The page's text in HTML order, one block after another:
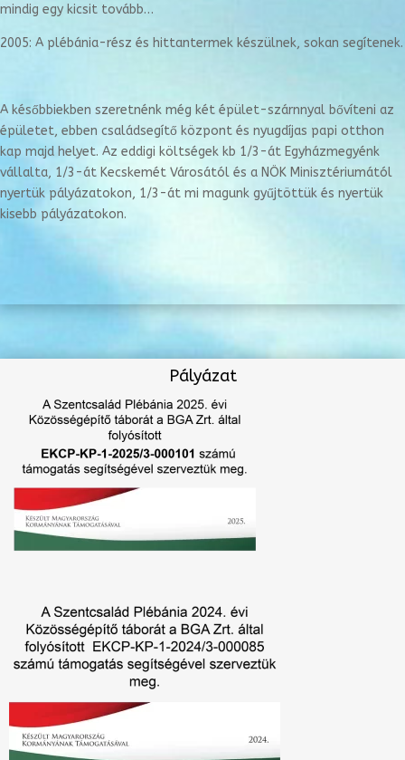
mindig egy kicsit tovább…
2005: A plébánia-rész és hittantermek készülnek, sokan segítenek.
A későbbiekben szeretnénk még két épület-szárnnyal bővíteni az
épületet, ebben családsegítő központ és nyugdíjas papi otthon
kap majd helyet. Az eddigi költségek kb 1/3-át Egyházmegyénk
vállalta, 1/3-át Kecskemét Városától és a NÖK Minisztériumától
nyertük pályázatokon, 1/3-át mi magunk gyűjtöttük és nyertük
kisebb pályázatokon.
Pályázat